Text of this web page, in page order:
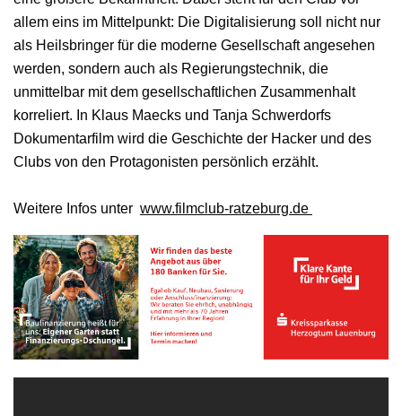
allem eins im Mittelpunkt: Die Digitalisierung soll nicht nur
als Heilsbringer für die moderne Gesellschaft angesehen
werden, sondern auch als Regierungstechnik, die
unmittelbar mit dem gesellschaftlichen Zusammenhalt
korreliert. In Klaus Maecks und Tanja Schwerdorfs
Dokumentarfilm wird die Geschichte der Hacker und des
Clubs von den Protagonisten persönlich erzählt.
Weitere Infos unter www.filmclub-ratzeburg.de